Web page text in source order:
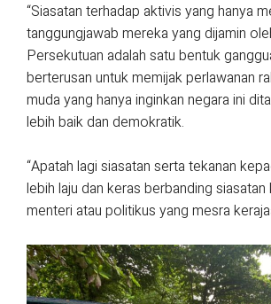
“Siasatan terhadap aktivis yang hanya
tanggungjawab mereka yang dijamin
Persekutuan adalah satu bentuk
berterusan untuk memijak perlawanan
muda yang hanya inginkan negara ini
lebih baik dan demokratik.
“Apatah lagi siasatan serta tekanan
lebih laju dan keras berbanding
menteri atau politikus yang mesra